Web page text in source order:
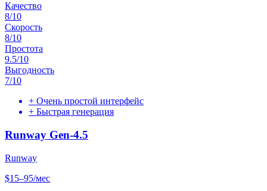
Качество
8/10
Скорость
8/10
Простота
9.5/10
Выгодность
7/10
+ Очень простой интерфейс
+ Быстрая генерация
Runway Gen-4.5
Runway
$15–95/мес